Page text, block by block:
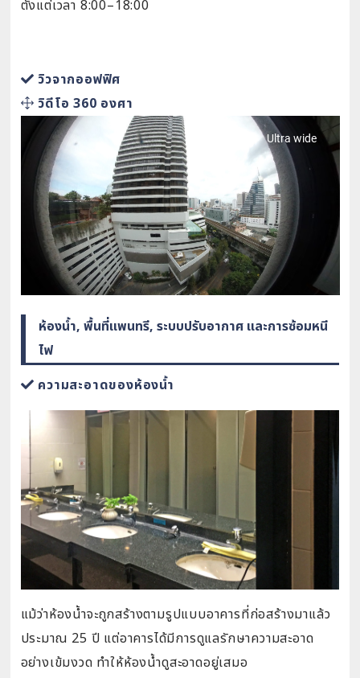
ตั้งแต่เวลา 8:00–18:00
วิวจากออฟฟิศ
วิดีโอ 360 องศา
ห้องน้ำ, พื้นที่แพนทรี, ระบบปรับอากาศ และการซ้อมหนี
ไฟ
ความสะอาดของห้องน้ำ
แม้ว่าห้องน้ำจะถูกสร้างตามรูปแบบอาคารที่ก่อสร้างมาแล้ว
ประมาณ 25 ปี แต่อาคารได้มีการดูแลรักษาความสะอาด
อย่างเข้มงวด ทำให้ห้องน้ำดูสะอาดอยู่เสมอ